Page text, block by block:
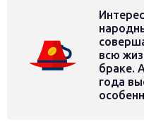
всю
браке.
года